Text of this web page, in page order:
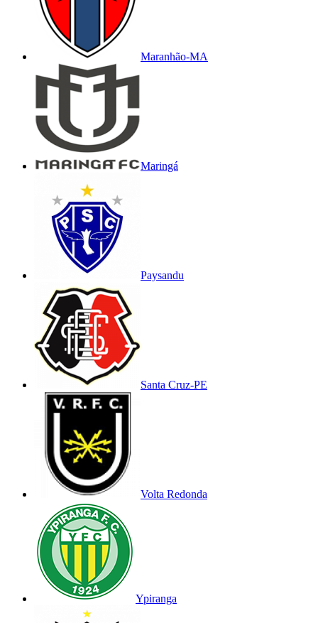
Maranhão-MA
Maringá
Paysandu
Santa Cruz-PE
Volta Redonda
Ypiranga